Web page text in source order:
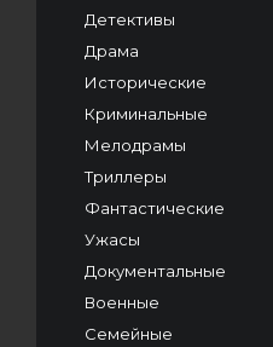
Детективы
Драма
Исторические
Криминальные
Мелодрамы
Триллеры
Фантастические
Ужасы
Документальные
Военные
Семейные